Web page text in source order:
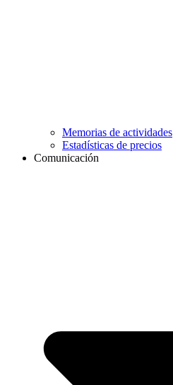
Memorias de actividades
Estadísticas de precios
Comunicación